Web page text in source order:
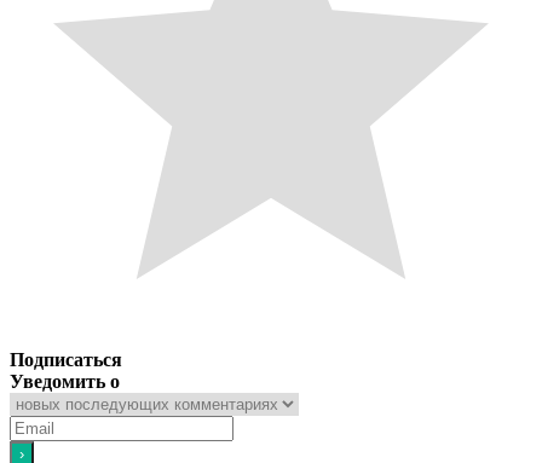
Подписаться
Уведомить о